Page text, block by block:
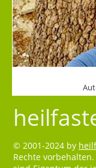
© 2001-2024 by
Rechte